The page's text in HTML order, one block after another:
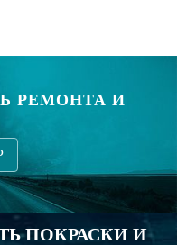
РЕМОНТА И
ПОКРАСКИ И